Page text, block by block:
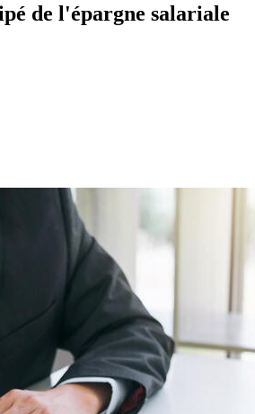
de l'épargne salariale